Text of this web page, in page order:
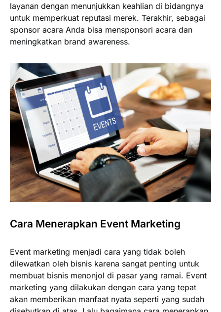
layanan dengan menunjukkan keahlian di bidangnya
untuk memperkuat reputasi merek. Terakhir, sebagai
sponsor acara Anda bisa mensponsori acara dan
meningkatkan brand awareness.
Cara Menerapkan Event Marketing
Event marketing menjadi cara yang tidak boleh
dilewatkan oleh bisnis karena sangat penting untuk
membuat bisnis menonjol di pasar yang ramai. Event
marketing yang dilakukan dengan cara yang tepat
akan memberikan manfaat nyata seperti yang sudah